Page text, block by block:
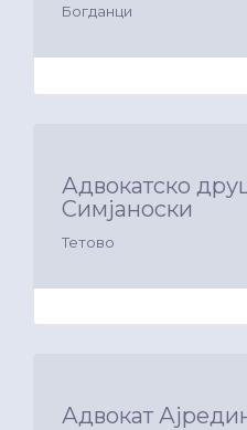
Богданци
Адвокатско
Симјаноски
Тетово
Адвокат